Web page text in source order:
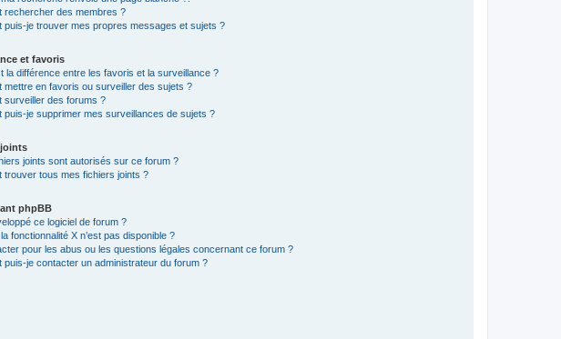
rechercher des membres ?
puis-je trouver mes propres messages et sujets ?
et favoris
la différence entre les favoris et la surveillance ?
mettre en favoris ou surveiller des sujets ?
surveiller des forums ?
puis-je supprimer mes surveillances de sujets ?
joints sont autorisés sur ce forum ?
trouver tous mes fichiers joints ?
phpBB
ce logiciel de forum ?
fonctionnalité X n’est pas disponible ?
pour les abus ou les questions légales concernant ce forum ?
puis-je contacter un administrateur du forum ?